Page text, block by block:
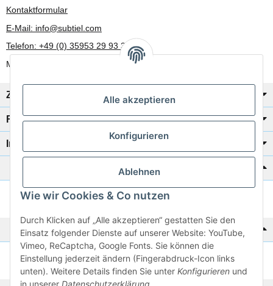
Alle akzeptieren
Konfigurieren
Ablehnen
Wie wir Cookies & Co nutzen
Durch Klicken auf „Alle akzeptieren“ gestatten Sie den
Einsatz folgender Dienste auf unserer Website: YouTube,
Vimeo, ReCaptcha, Google Fonts. Sie können die
Einstellung jederzeit ändern (Fingerabdruck-Icon links
unten). Weitere Details finden Sie unter Konfigurieren und
in unserer Datenschutzerklärung
Kontaktformular
E-Mail: info@subtiel.com
Telefon: +49 (0) 35953 29 93 30
Mo-Fr: 8:00 Uhr - 17:00 Uhr
Zahlung/Versand
Rechtliches
Informationen
Katalog zur Hand?
Zur Schnellbestellung
Noch kein Katalog?
Preisliste anschauen